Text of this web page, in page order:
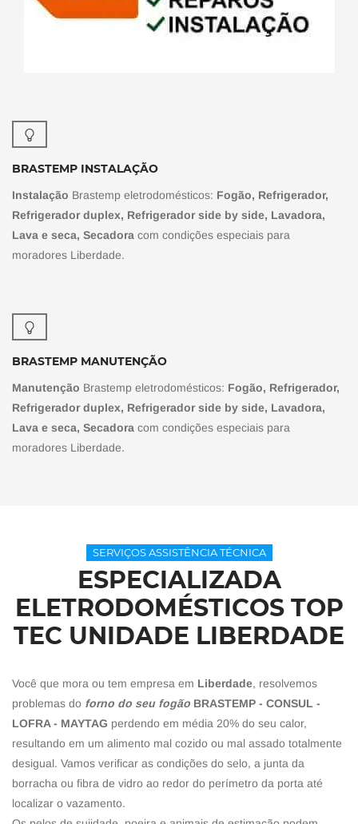
BRASTEMP INSTALAÇÃO
Instalação Brastemp eletrodomésticos: Fogão, Refrigerador,
Refrigerador duplex, Refrigerador side by side, Lavadora,
Lava e seca, Secadora com condições especiais para
moradores Liberdade.
BRASTEMP MANUTENÇÃO
Manutenção Brastemp eletrodomésticos: Fogão, Refrigerador,
Refrigerador duplex, Refrigerador side by side, Lavadora,
Lava e seca, Secadora com condições especiais para
moradores Liberdade.
SERVIÇOS ASSISTÊNCIA TÉCNICA
ESPECIALIZADA
ELETRODOMÉSTICOS TOP
TEC UNIDADE LIBERDADE
Você que mora ou tem empresa em Liberdade, resolvemos
problemas do forno do seu fogão BRASTEMP - CONSUL -
LOFRA - MAYTAG perdendo em média 20% do seu calor,
resultando em um alimento mal cozido ou mal assado totalmente
desigual. Vamos verificar as condições do selo, a junta da
borracha ou fibra de vidro ao redor do perímetro da porta até
localizar o vazamento.